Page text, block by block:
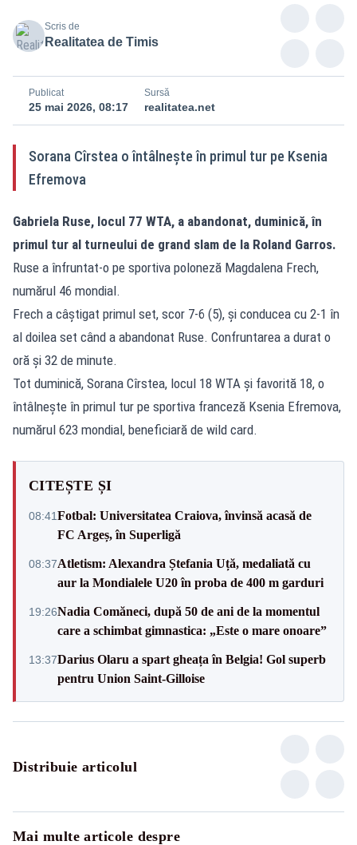
Scris de
Realitatea de Timis
Publicat
25 mai 2026, 08:17
Sursă
realitatea.net
Sorana Cîrstea o întâlneşte în primul tur pe Ksenia
Efremova
Gabriela Ruse, locul 77 WTA, a abandonat, duminică, în
primul tur al turneului de grand slam de la Roland Garros.
Ruse a înfruntat-o pe sportiva poloneză Magdalena Frech,
numărul 46 mondial.
Frech a câştigat primul set, scor 7-6 (5), şi conducea cu 2-1 în
al doilea set când a abandonat Ruse. Confruntarea a durat o
oră şi 32 de minute.
Tot duminică, Sorana Cîrstea, locul 18 WTA şi favorită 18, o
întâlneşte în primul tur pe sportiva franceză Ksenia Efremova,
numărul 623 mondial, beneficiară de wild card.
CITEȘTE ȘI
08:41Fotbal: Universitatea Craiova, învinsă acasă de
FC Argeș, în Superligă
08:37Atletism: Alexandra Ștefania Uță, medaliată cu
aur la Mondialele U20 în proba de 400 m garduri
19:26Nadia Comăneci, după 50 de ani de la momentul
care a schimbat gimnastica: „Este o mare onoare”
13:37Darius Olaru a spart gheața în Belgia! Gol superb
pentru Union Saint-Gilloise
Distribuie articolul
Mai multe articole despre